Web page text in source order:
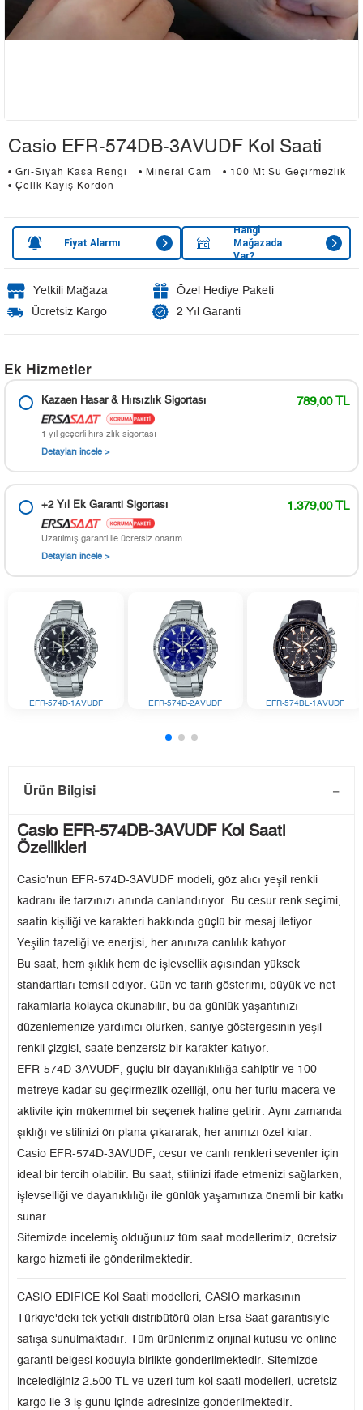
Casio EFR-574DB-3AVUDF Kol Saati
• Gri-Siyah Kasa Rengi • Mineral Cam
• 100 Mt Su Geçirmezlik
• Çelik Kayış Kordon
Fiyat Alarmı
Hangi
Mağazada
Var?
Yetkili Mağaza
Özel Hediye Paketi
Ücretsiz Kargo
2 Yıl Garanti
Ek Hizmetler
Kazaen Hasar & Hırsızlık Sigortası 789,00 TL
1 yıl geçerli hırsızlık sigortası
Detayları incele >
+2 Yıl Ek Garanti Sigortası 1.379,00 TL
Uzatılmış garanti ile ücretsiz onarım.
Detayları incele >
EFR-574D-1AVUDF EFR-574D-2AVUDF EFR-574BL-1AVUDF
Ürün Bilgisi
Casio EFR-574DB-3AVUDF Kol Saati
Özellikleri
Casio'nun EFR-574D-3AVUDF modeli, göz alıcı yeşil renkli
kadranı ile tarzınızı anında canlandırıyor. Bu cesur renk seçimi,
saatin kişiliği ve karakteri hakkında güçlü bir mesaj iletiyor.
Yeşilin tazeliği ve enerjisi, her anınıza canlılık katıyor.
Bu saat, hem şıklık hem de işlevsellik açısından yüksek
standartları temsil ediyor. Gün ve tarih gösterimi, büyük ve net
rakamlarla kolayca okunabilir, bu da günlük yaşantınızı
düzenlemenize yardımcı olurken, saniye göstergesinin yeşil
renkli çizgisi, saate benzersiz bir karakter katıyor.
EFR-574D-3AVUDF, güçlü bir dayanıklılığa sahiptir ve 100
metreye kadar su geçirmezlik özelliği, onu her türlü macera ve
aktivite için mükemmel bir seçenek haline getirir. Aynı zamanda
şıklığı ve stilinizi ön plana çıkararak, her anınızı özel kılar.
Casio EFR-574D-3AVUDF, cesur ve canlı renkleri sevenler için
ideal bir tercih olabilir. Bu saat, stilinizi ifade etmenizi sağlarken,
işlevselliği ve dayanıklılığı ile günlük yaşamınıza önemli bir katkı
sunar.
Sitemizde incelemiş olduğunuz tüm saat modellerimiz, ücretsiz
kargo hizmeti ile gönderilmektedir.
CASIO EDIFICE Kol Saati modelleri, CASIO markasının
Türkiye'deki tek yetkili distribütörü olan Ersa Saat garantisiyle
satışa sunulmaktadır. Tüm ürünlerimiz orijinal kutusu ve online
garanti belgesi koduyla birlikte gönderilmektedir. Sitemizde
incelediğiniz 2.500 TL ve üzeri tüm kol saati modelleri, ücretsiz
kargo ile 3 iş günü içinde adresinize gönderilmektedir.